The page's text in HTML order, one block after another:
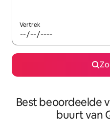
Vertrek
Best beoordeelde
buurt van